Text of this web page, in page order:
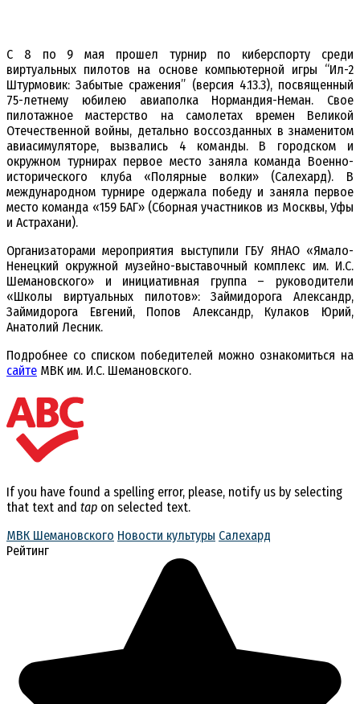
С 8 по 9 мая прошел турнир по киберспорту среди
виртуальных пилотов на основе компьютерной игры “Ил-2
Штурмовик: Забытые сражения” (версия 4.13.3), посвященный
75-летнему юбилею авиаполка Нормандия-Неман. Свое
пилотажное мастерство на самолетах времен Великой
Отечественной войны, детально воссозданных в знаменитом
авиасимуляторе, вызвались 4 команды. В городском и
окружном турнирах первое место заняла команда Военно-
исторического клуба «Полярные волки» (Салехард). В
международном турнире одержала победу и заняла первое
место команда «159 БАГ» (Сборная участников из Москвы, Уфы
и Астрахани).
Организаторами мероприятия выступили ГБУ ЯНАО «Ямало-
Ненецкий окружной музейно-выставочный комплекс им. И.С.
Шемановского» и инициативная группа – руководители
«Школы виртуальных пилотов»: Займидорога Александр,
Займидорога Евгений, Попов Александр, Кулаков Юрий,
Анатолий Лесник.
Подробнее со списком победителей можно ознакомиться на
сайте МВК им. И.С. Шемановского.
If you have found a spelling error, please, notify us by selecting
that text and tap on selected text.
МВК Шемановского Новости культуры Салехард
Рейтинг